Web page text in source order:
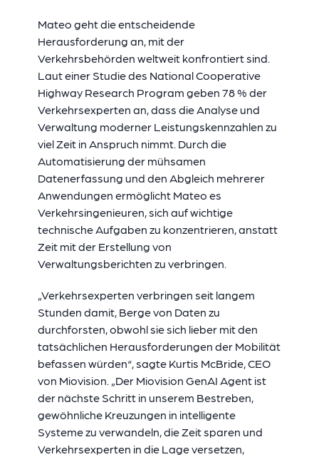
Mateo geht die entscheidende
Herausforderung an, mit der
Verkehrsbehörden weltweit konfrontiert sind.
Laut einer Studie des National Cooperative
Highway Research Program geben 78 % der
Verkehrsexperten an, dass die Analyse und
Verwaltung moderner Leistungskennzahlen zu
viel Zeit in Anspruch nimmt. Durch die
Automatisierung der mühsamen
Datenerfassung und den Abgleich mehrerer
Anwendungen ermöglicht Mateo es
Verkehrsingenieuren, sich auf wichtige
technische Aufgaben zu konzentrieren, anstatt
Zeit mit der Erstellung von
Verwaltungsberichten zu verbringen.
„Verkehrsexperten verbringen seit langem
Stunden damit, Berge von Daten zu
durchforsten, obwohl sie sich lieber mit den
tatsächlichen Herausforderungen der Mobilität
befassen würden“, sagte Kurtis McBride, CEO
von Miovision. „Der Miovision GenAI Agent ist
der nächste Schritt in unserem Bestreben,
gewöhnliche Kreuzungen in intelligente
Systeme zu verwandeln, die Zeit sparen und
Verkehrsexperten in die Lage versetzen,